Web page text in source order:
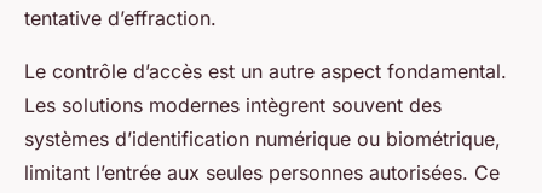
tentative d’effraction.
Le contrôle d’accès est un autre aspect fondamental.
Les solutions modernes intègrent souvent des
systèmes d’identification numérique ou biométrique,
limitant l’entrée aux seules personnes autorisées. Ce